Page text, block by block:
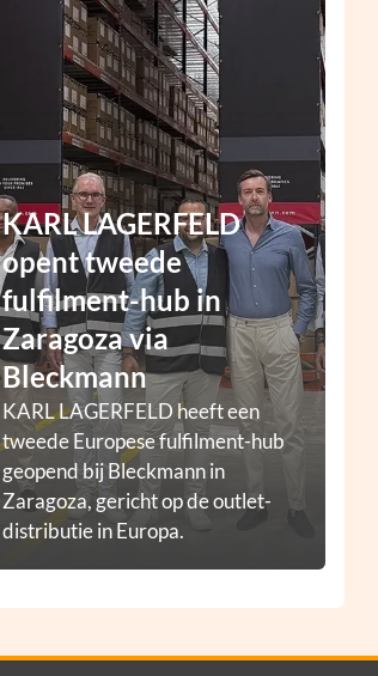
KARL LAGERFELD
opent tweede
fulfilment-hub in
Zaragoza via
Bleckmann
KARL LAGERFELD heeft een
tweede Europese fulfilment-hub
geopend bij Bleckmann in
Zaragoza, gericht op de outlet-
distributie in Europa.